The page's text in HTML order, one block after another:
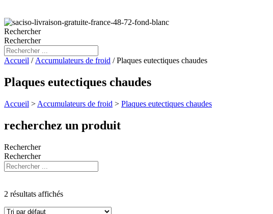
Rechercher
Rechercher
Accueil / Accumulateurs de froid / Plaques eutectiques chaudes
Plaques eutectiques chaudes
Accueil > Accumulateurs de froid > Plaques eutectiques chaudes
recherchez un produit
Rechercher
Rechercher
Produit Poignées
2 résultats affichés